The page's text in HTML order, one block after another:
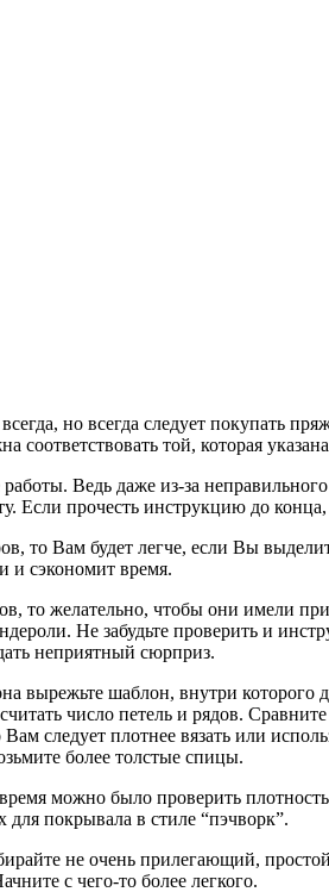
но всегда следует покупать
той, которая
Ведь даже из-за
Если прочесть инструкцию до
то Вам будет легче, если Вы
и сэкономит время.
то желательно, чтобы они имели
Не забудьте проверить и
неприятный сюрприз.
вырежьте шаблон, внутри
число петель и рядов.
следует плотнее вязать или
более толстые спицы.
можно было проверить
для покрывала в стиле “пэчворк”.
не очень прилегающий,
с чего-то более легкого.